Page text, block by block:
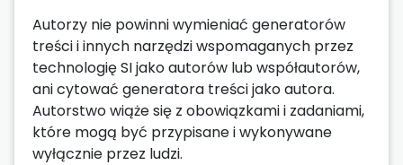
Autorzy nie powinni wymieniać generatorów
treści i innych narzędzi wspomaganych przez
technologię SI jako autorów lub współautorów,
ani cytować generatora treści jako autora.
Autorstwo wiąże się z obowiązkami i zadaniami,
które mogą być przypisane i wykonywane
wyłącznie przez ludzi.